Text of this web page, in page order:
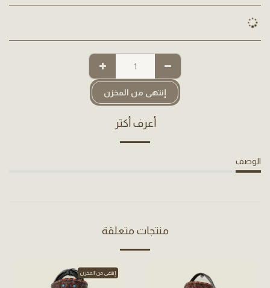
إنتهى من المخزن
أعرف أكثر
الوصف
منتجات متعلقة
إنتهى من المخزن